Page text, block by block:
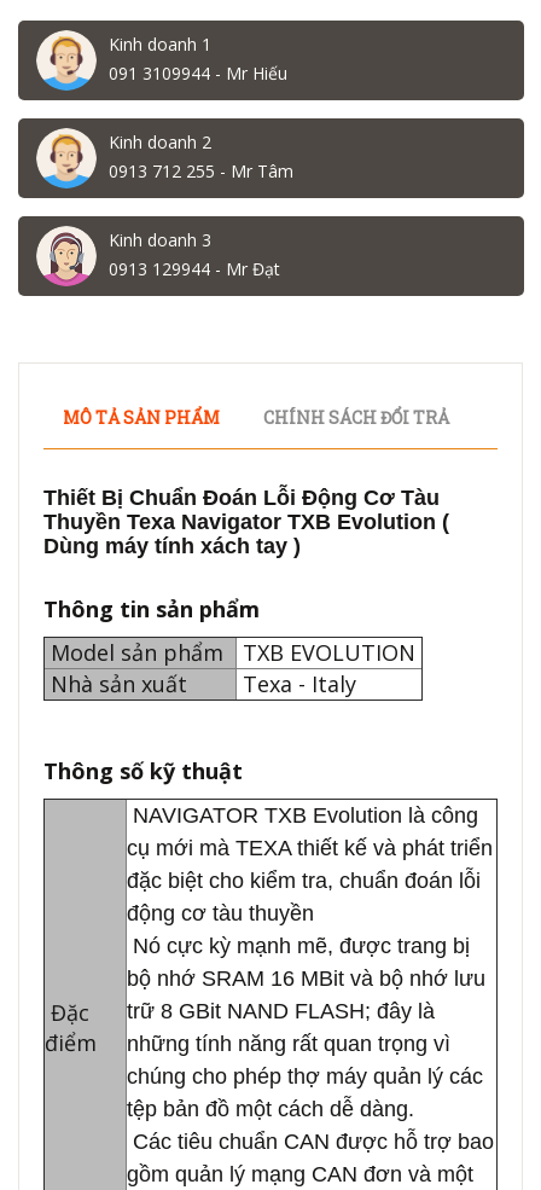
Kinh doanh 1
091 3109944 - Mr Hiếu
Kinh doanh 2
0913 712 255 - Mr Tâm
Kinh doanh 3
0913 129944 - Mr Đạt
MÔ TẢ SẢN PHẨM CHÍNH SÁCH ĐỔI TRẢ
Thiết Bị Chuẩn Đoán Lỗi Động Cơ Tàu
Thuyền Texa Navigator TXB Evolution (
Dùng máy tính xách tay )
Thông tin sản phẩm
Model sản phẩm
TXB EVOLUTION
Nhà sản xuất
Texa - Italy
Thông số kỹ thuật
Đặc
điểm
NAVIGATOR TXB Evolution là công
cụ mới mà TEXA thiết kế và phát triển
đặc biệt cho kiểm tra, chuẩn đoán lỗi
động cơ tàu thuyền
Nó cực kỳ mạnh mẽ, được trang bị
bộ nhớ SRAM 16 MBit và bộ nhớ lưu
trữ 8 GBit NAND FLASH; đây là
những tính năng rất quan trọng vì
chúng cho phép thợ máy quản lý các
tệp bản đồ một cách dễ dàng.
Các tiêu chuẩn CAN được hỗ trợ bao
gồm quản lý mạng CAN đơn và một